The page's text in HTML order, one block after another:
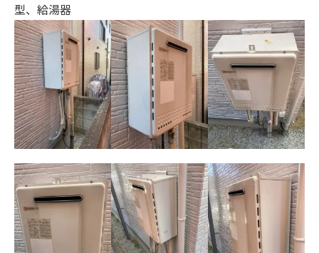
型、給湯器